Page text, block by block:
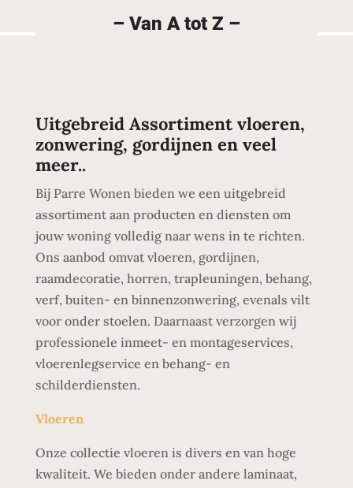
– Van A tot Z –
Uitgebreid Assortiment vloeren,
zonwering, gordijnen en veel
meer..
Bij Parre Wonen bieden we een uitgebreid
assortiment aan producten en diensten om
jouw woning volledig naar wens in te richten.
Ons aanbod omvat vloeren, gordijnen,
raamdecoratie, horren, trapleuningen, behang,
verf, buiten- en binnenzonwering, evenals vilt
voor onder stoelen. Daarnaast verzorgen wij
professionele inmeet- en montageservices,
vloerenlegservice en behang- en
schilderdiensten.
Vloeren
Onze collectie vloeren is divers en van hoge
kwaliteit. We bieden onder andere laminaat,